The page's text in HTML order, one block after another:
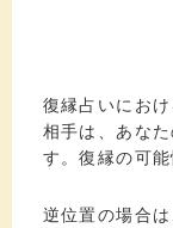
復縁占いにお
相手は、あな
す。復縁の可能
逆位置の場合